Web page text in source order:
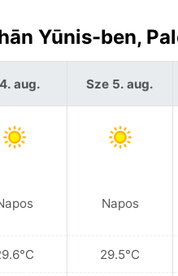
Yūnis-ben,
aug. Sze 5. aug.
Napos
29.5°C